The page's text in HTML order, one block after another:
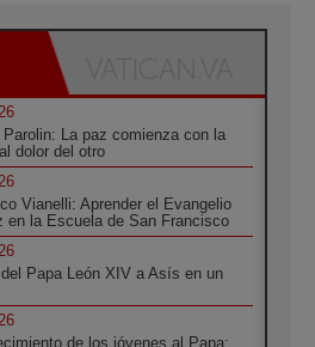
Parolin: La paz comienza con la
dolor del otro
Vianelli: Aprender el Evangelio
en la Escuela de San Francisco
del Papa León XIV a Asís en un
de los jóvenes al Papa: